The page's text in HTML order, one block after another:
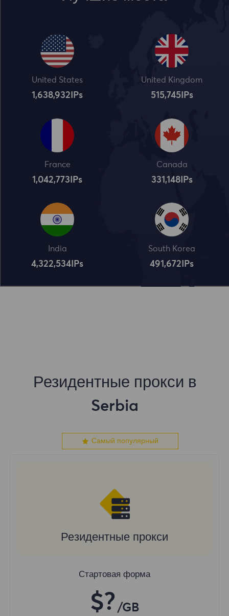
United States
1,638,932 IPs
United Kingdom
515,745IPs
France
1,042,773 IPs
Canada
331,148IPs
India
4,322,534 IPs
South Korea
491,672 IPs
Резидентные прокси в
Serbia
Самый популярный
Резидентные прокси
Стартовая форма
$? /GB